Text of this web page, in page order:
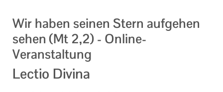
Wir haben seinen Stern aufgehen
sehen (Mt 2,2) - Online-
Veranstaltung
Lectio Divina
50 Jahre KEB im Landkreis Pfaffenhofen
Geschäftsstelle
Teilnahmebedingungen